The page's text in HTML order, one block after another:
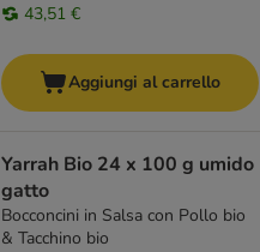
43,51 €
Aggiungi al carrello
Yarrah Bio 24 x 100 g umido
gatto
Bocconcini in Salsa con Pollo bio
& Tacchino bio